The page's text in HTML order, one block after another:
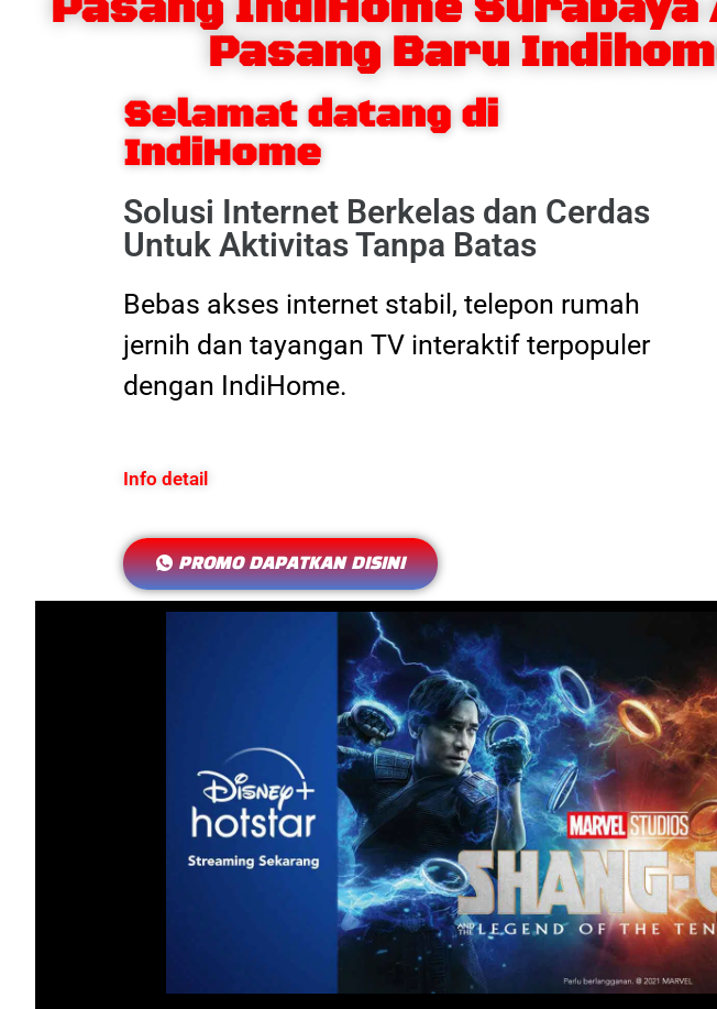
Pasang Baru
Selamat datang di
IndiHome
Solusi Internet Berkelas dan Cerdas
Untuk Aktivitas Tanpa Batas
Bebas akses internet stabil, telepon rumah
jernih dan tayangan TV interaktif terpopuler
dengan IndiHome.
Info detail
PROMO DAPATKAN DISINI